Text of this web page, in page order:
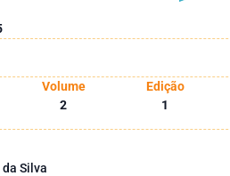
Volume
Edição
2 1
Silva